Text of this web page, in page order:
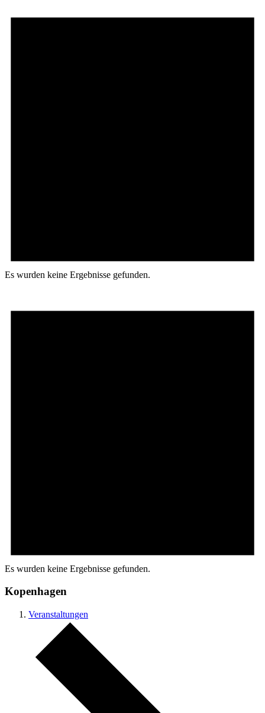
Es wurden keine Ergebnisse gefunden.
Es wurden keine Ergebnisse gefunden.
Kopenhagen
Veranstaltungen